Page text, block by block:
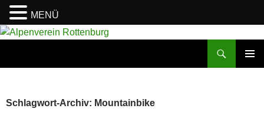
Zum
Schlagwort-Archiv: Mountainbike
MENÜ